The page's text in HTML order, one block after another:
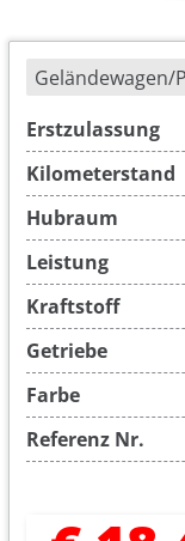
Geländewagen/
Erstzulassung
Kilometerstand
Hubraum
Leistung
Kraftstoff
Getriebe
Farbe
Referenz Nr.